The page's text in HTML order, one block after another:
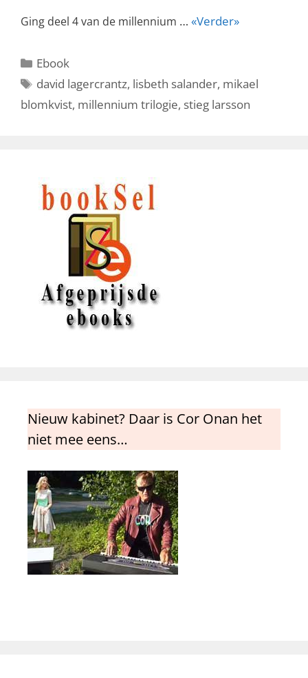
Ging deel 4 van de millennium … «Verder»
Categorieën
Ebook
Tags
david lagercrantz, lisbeth salander, mikael
blomkvist, millennium trilogie, stieg larsson
Nieuw kabinet? Daar is Cor Onan het
niet mee eens…